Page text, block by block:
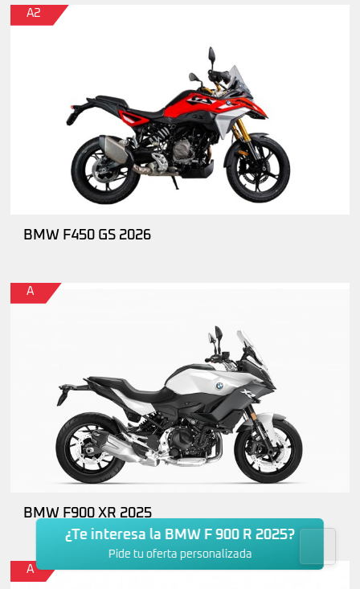
A2
BMW F450 GS 2026
A
BMW F900 XR 2025
A
¿Te interesa la BMW F 900 R 2025?
Pide tu oferta personalizada